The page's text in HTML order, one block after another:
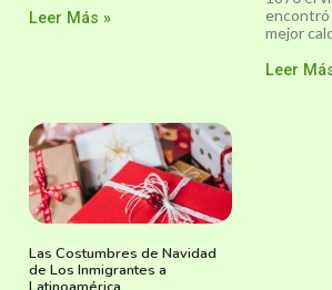
Leer Más »
encontró
mejor
Leer
Las Costumbres de Navidad
de Los Inmigrantes a